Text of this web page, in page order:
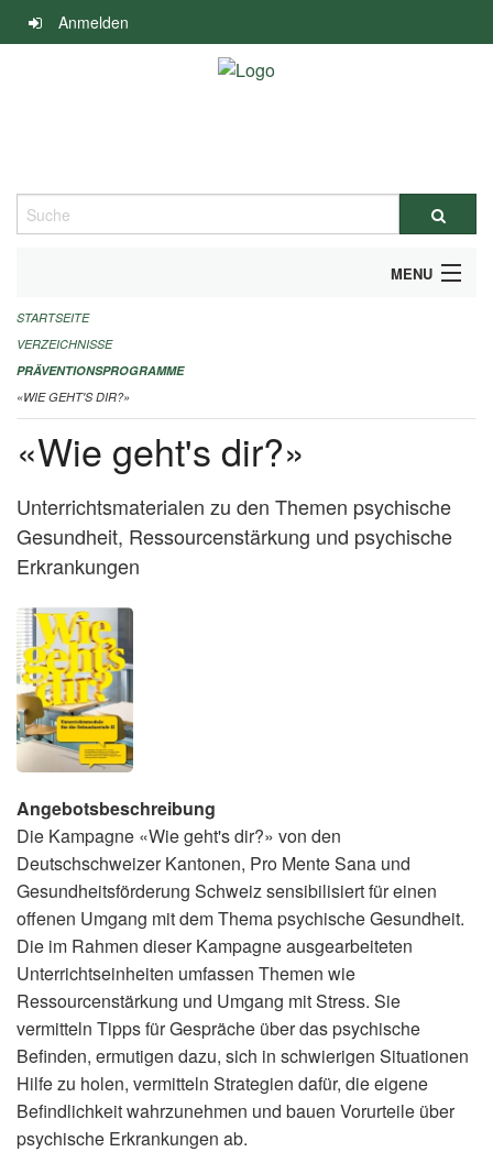
Navigation
überspringen
Anmelden
Suche
MENU
DURCHFÜHRUNG UND FINANZIERUNG
IMPRESSUM
STARTSEITE
VERZEICHNISSE
PRÄVENTIONSPROGRAMME
«WIE GEHT'S DIR?»
«Wie geht's dir?»
Unterrichtsmaterialen zu den Themen psychische
Gesundheit, Ressourcenstärkung und psychische
Erkrankungen
Angebotsbeschreibung
Die Kampagne «Wie geht's dir?» von den
Deutschschweizer Kantonen, Pro Mente Sana und
Gesundheitsförderung Schweiz sensibilisiert für einen
offenen Umgang mit dem Thema psychische Gesundheit.
Die im Rahmen dieser Kampagne ausgearbeiteten
Unterrichtseinheiten umfassen Themen wie
Ressourcenstärkung und Umgang mit Stress. Sie
vermitteln Tipps für Gespräche über das psychische
Befinden, ermutigen dazu, sich in schwierigen Situationen
Hilfe zu holen, vermitteln Strategien dafür, die eigene
Befindlichkeit wahrzunehmen und bauen Vorurteile über
psychische Erkrankungen ab.